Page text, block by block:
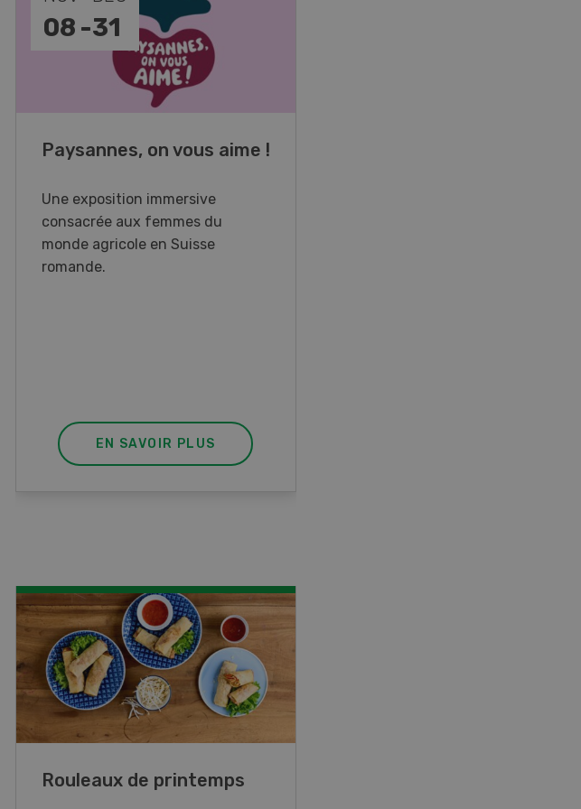
08 -31
Paysannes, on vous aime !
Une exposition immersive
consacrée aux femmes du
monde agricole en Suisse
romande.
EN SAVOIR PLUS
Rouleaux de printemps